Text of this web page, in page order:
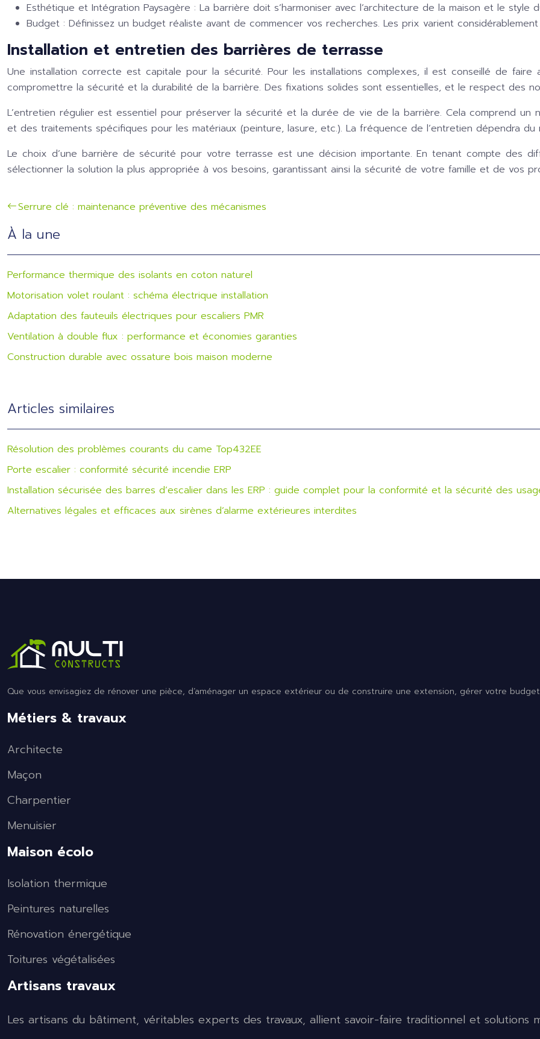
Esthétique et Intégration Paysagère : La barrière doit s’harmoniser avec l’architecture de la maison et le style
Budget : Définissez un budget réaliste avant de commencer vos recherches. Les prix varient
Installation et entretien des barrières de terrasse
Une installation correcte est capitale pour la sécurité. Pour les installations complexes, il est conseillé de faire
compromettre la sécurité et la durabilité de la barrière. Des fixations solides sont essentielles, et le respect des
L’entretien régulier est essentiel pour préserver la sécurité et la durée de vie de la barrière. Cela comprend un
et des traitements spécifiques pour les matériaux (peinture, lasure, etc.). La fréquence de l’entretien dépendra
Le choix d’une barrière de sécurité pour votre terrasse est une décision importante. En tenant compte des
sélectionner la solution la plus appropriée à vos besoins, garantissant ainsi la sécurité de votre famille et de vos
Serrure clé : maintenance préventive des mécanismes
À la une
Performance thermique des isolants en coton naturel
Motorisation volet roulant : schéma électrique installation
Adaptation des fauteuils électriques pour escaliers PMR
Ventilation à double flux : performance et économies garanties
Construction durable avec ossature bois maison moderne
Articles similaires
Résolution des problèmes courants du came Top432EE
Porte escalier : conformité sécurité incendie ERP
Installation sécurisée des barres d’escalier dans les ERP : guide complet pour la conformité et la sécurité des
Alternatives légales et efficaces aux sirènes d’alarme extérieures interdites
Que vous envisagiez de rénover une pièce, d’aménager un espace extérieur ou de construire une extension, gérer votre
Métiers & travaux
Architecte
Maçon
Charpentier
Menuisier
Maison écolo
Isolation thermique
Peintures naturelles
Rénovation énergétique
Toitures végétalisées
Artisans travaux
Les artisans du bâtiment, véritables experts des travaux, allient savoir-faire traditionnel et